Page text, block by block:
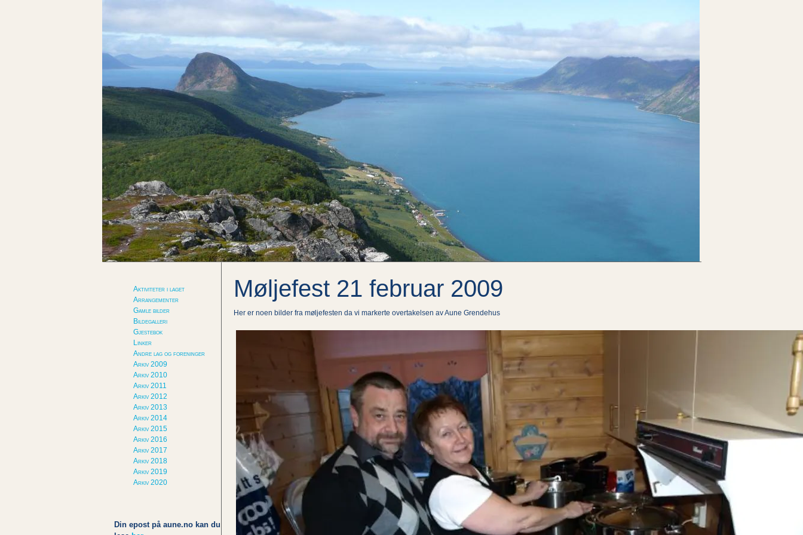
Aktiviteter i laget
Arrangementer
Gamle bilder
Bildegalleri
Gjestebok
Linker
Andre lag og foreninger
Arkiv 2009
Arkiv 2010
Arkiv 2011
Arkiv 2012
Arkiv 2013
Arkiv 2014
Arkiv 2015
Arkiv 2016
Arkiv 2017
Arkiv 2018
Arkiv 2019
Arkiv 2020
Din epost på aune.no kan du
Møljefest 21 februar 2009
Her er noen bilder fra møljefesten da vi markerte overtakelsen av Aune Grendehus